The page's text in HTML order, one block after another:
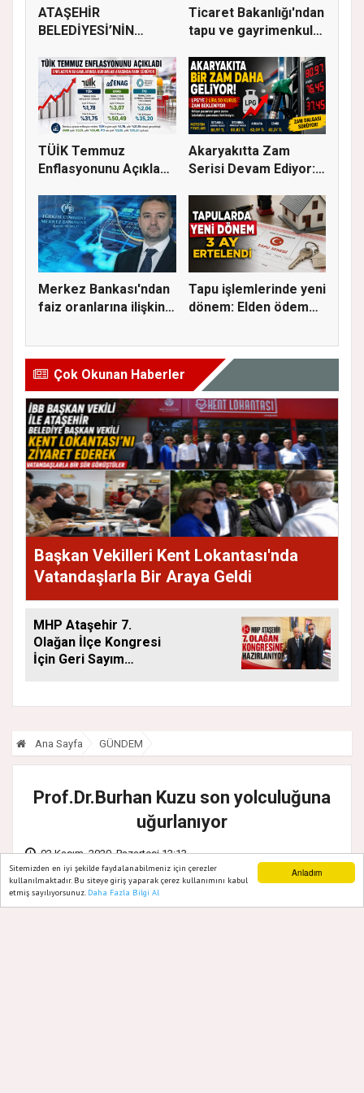
Anladım
Sitemizden en iyi şekilde faydalanabilmeniz için çerezler
kullanılmaktadır. Bu siteye giriş yaparak çerez kullanımını kabul
etmiş sayılıyorsunuz. Daha Fazla Bilgi Al
ATAŞEHİR
BELEDİYESİ’NİN
DEST...
Ticaret Bakanlığı'ndan
tapu ve gayrimenkul
TÜİK Temmuz
Enflasyonunu Açıkladı:
Akaryakıtta Zam
Serisi Devam Ediyor:
Merkez Bankası'ndan
faiz oranlarına ilişkin
Tapu işlemlerinde yeni
dönem: Elden ödeme
Çok Okunan Haberler
Başkan Vekilleri Kent Lokantası'nda
Vatandaşlarla Bir Araya Geldi
MHP Ataşehir 7.
Olağan İlçe Kongresi
İçin Geri Sayım
Ana Sayfa GÜNDEM
Prof.Dr.Burhan Kuzu son yolculuğuna
uğurlanıyor
02 Kasım, 2020, Pazartesi 12:13
Ana Sayfa Web TV